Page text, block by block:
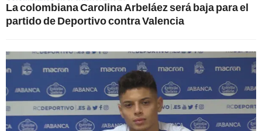
La colombiana Carolina Arbeláez será baja para el
partido de Deportivo contra Valencia